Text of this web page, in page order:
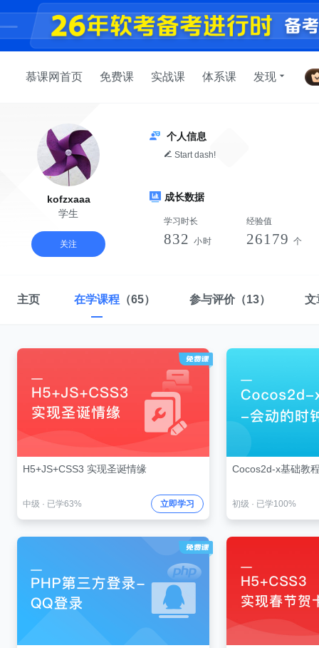
慕课网首页 免费课 实战课 体系课 发现
kofzxaaa
学生
关注
个人信息
Start dash!
成长数据
学习时长
832 小时
经验值
26179 个
主页 在学课程 （65） 参与评价（13） 文
H5+JS+CSS3 实现圣诞情缘
中级 · 已学63% 立即学习
Cocos2d-x基础教
初级 · 已学100%